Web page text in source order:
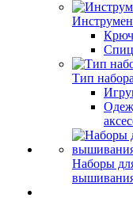
Тип набора
Наборы